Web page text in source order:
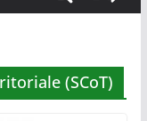
(SCoT)